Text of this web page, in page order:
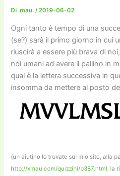
Di .mau./2019-06-02
Ogni tanto è tempo di una
(se?) sarà il primo giorno in cui
riuscirà a essere più brava di
noi umani ad avere il pallino in
qual è la lettera successiva in
insomma da mettere al posto
(un aiutino lo trovate sul mio sito, alla
http://xmau.com/quizzini/p387.html; la